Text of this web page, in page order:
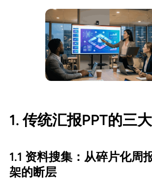
1. 传统汇报PPT的三
1.1 资料搜集：从碎片化周
架的断层